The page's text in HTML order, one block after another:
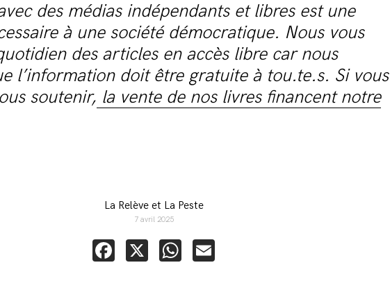
des médias indépendants et libres est une
à une société démocratique. Nous vous
des articles en accès libre car nous
l’information doit être gratuite à tou.te.s. Si vous
soutenir, la vente de nos livres financent notre
La Relève et La Peste
7 avril 2025
Facebook
X WhatsApp